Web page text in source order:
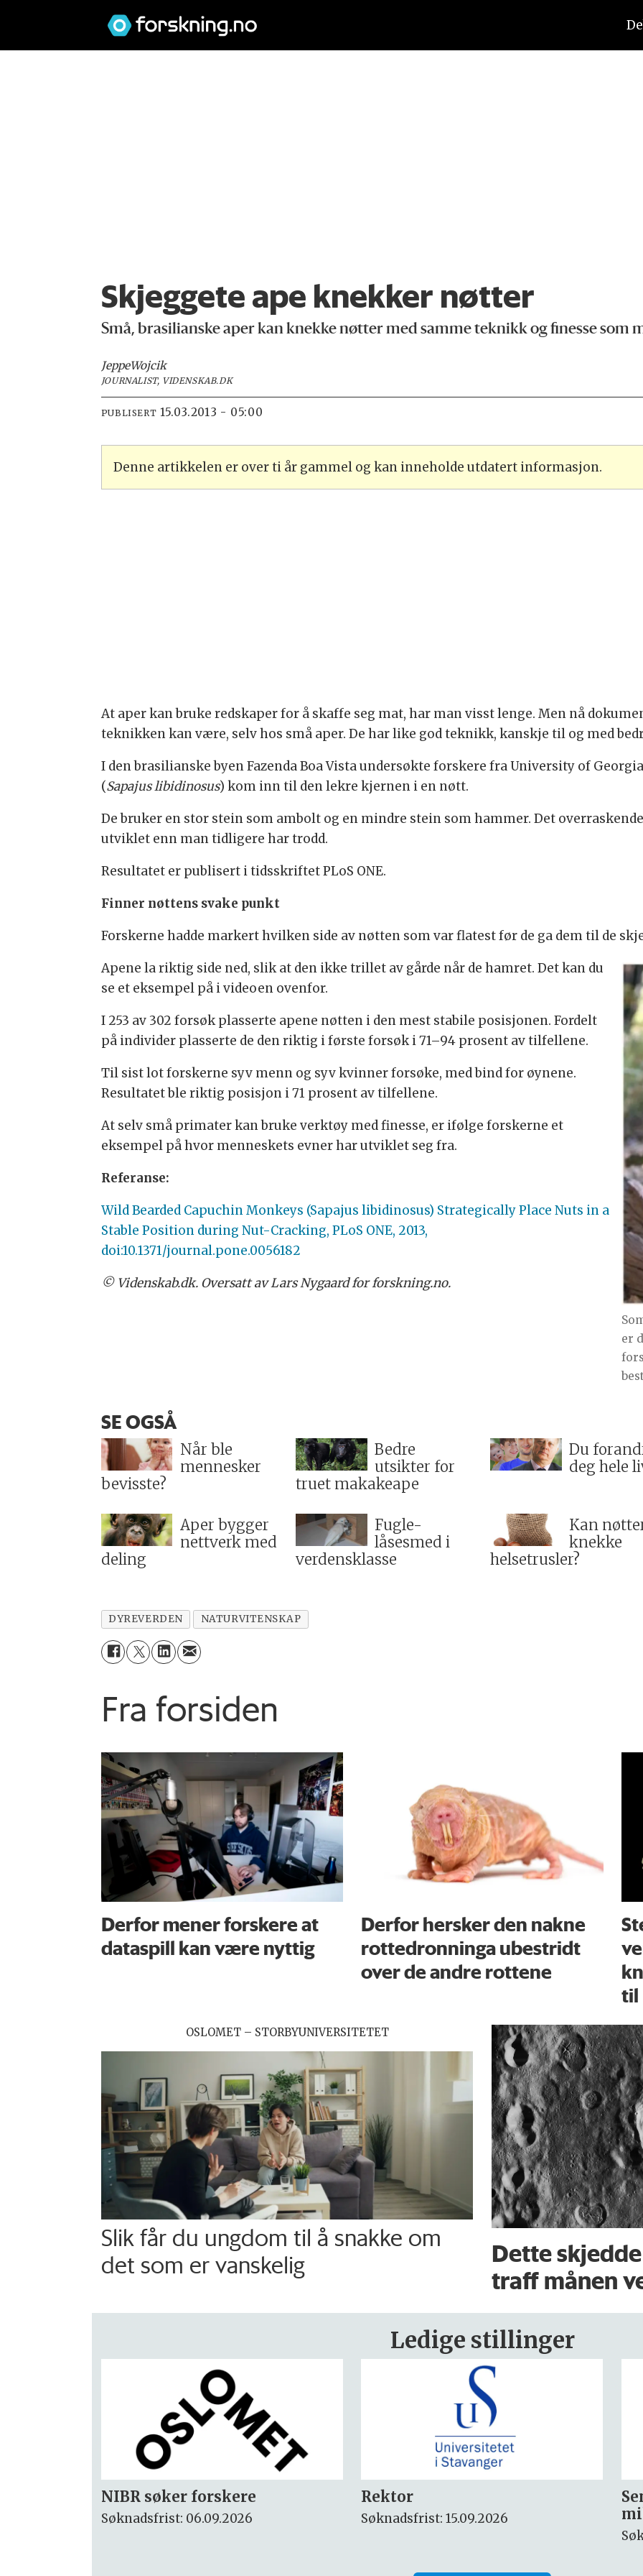
Skjeggete ape knekker nøtter
Små, brasilianske aper kan knekke nøtter med samme teknikk og finesse som
JeppeWojcik
JOURNALIST, VIDENSKAB.DK
PUBLISERT 15.03.2013 - 05:00
Denne artikkelen er over ti år gammel og kan inneholde utdatert informasjon.
At aper kan bruke redskaper for å skaffe seg mat, har man visst lenge. Men nå
teknikken kan være, selv hos små aper. De har like god teknikk, kanskje til og med
I den brasilianske byen Fazenda Boa Vista undersøkte forskere fra University of
(Sapajus libidinosus) kom inn til den lekre kjernen i en nøtt.
De bruker en stor stein som ambolt og en mindre stein som hammer. Det
utviklet enn man tidligere har trodd.
Resultatet er publisert i tidsskriftet PLoS ONE.
Finner nøttens svake punkt
Forskerne hadde markert hvilken side av nøtten som var flatest før de ga dem til de
er
Apene la riktig side ned, slik at den ikke trillet av gårde når de hamret. Det kan du
se et eksempel på i videoen ovenfor.
I 253 av 302 forsøk plasserte apene nøtten i den mest stabile posisjonen. Fordelt
på individer plasserte de den riktig i første forsøk i 71–94 prosent av tilfellene.
Til sist lot forskerne syv menn og syv kvinner forsøke, med bind for øynene.
Resultatet ble riktig posisjon i 71 prosent av tilfellene.
At selv små primater kan bruke verktøy med finesse, er ifølge forskerne et
eksempel på hvor menneskets evner har utviklet seg fra.
Referanse:
Wild Bearded Capuchin Monkeys (Sapajus libidinosus) Strategically Place Nuts in a
Stable Position during Nut-Cracking, PLoS ONE, 2013,
doi:10.1371/journal.pone.0056182
© Videnskab.dk. Oversatt av Lars Nygaard for forskning.no.
SE OGSÅ
Når ble
mennesker
bevisste?
Bedre
utsikter for
truet makakeape
Du
deg hele
Aper bygger
nettverk med
deling
Fugle-
låsesmed i
verdensklasse
Kan
knekke
helsetrusler?
DYREVERDEN NATURVITENSKAP
Fra forsiden
Derfor mener forskere at
dataspill kan være nyttig
Derfor hersker den nakne
rottedronninga ubestridt
over de andre rottene
til
OSLOMET – STORBYUNIVERSITETET
Slik får du ungdom til å snakke om
det som er vanskelig
Dette
traff månen
Ledige stillinger
Rektor
Søknadsfrist: 15.09.2026
Seniorforsker innen
miljøkjemi og arktisk miljø